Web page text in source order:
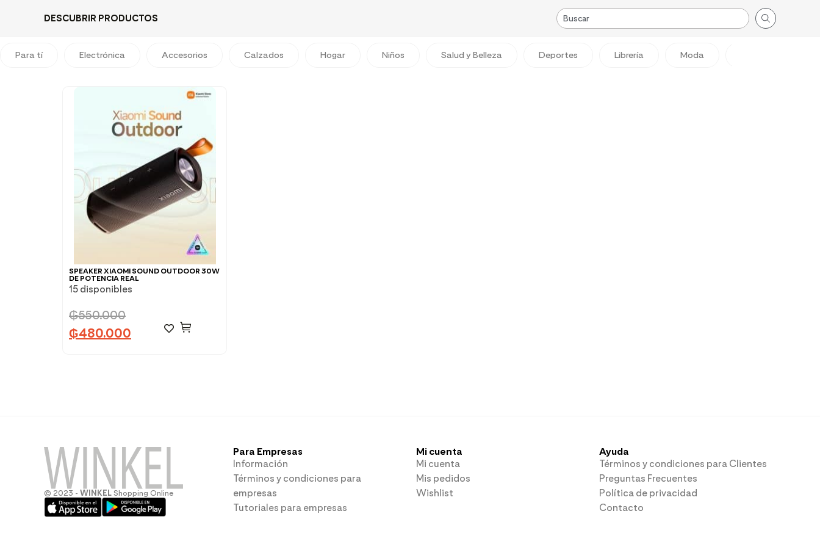
DESCUBRIR PRODUCTOS
Para tí Electrónica Accesorios Calzados Hogar Niños Salud y Belleza Deportes Librería Moda
SPEAKER XIAOMI SOUND OUTDOOR 30W
DE POTENCIA REAL
15 disponibles
₲550.000
₲480.000
© 2023 - WINKEL Shopping Online
Para Empresas
Información
Términos y condiciones para
empresas
Tutoriales para empresas
Mi cuenta
Mi cuenta
Mis pedidos
Wishlist
Ayuda
Términos y condiciones para Clientes
Preguntas Frecuentes
Política de privacidad
Contacto